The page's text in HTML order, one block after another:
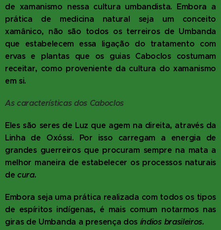
de xamanismo nessa cultura umbandista. Embora a
prática de medicina natural seja um conceito
xamânico, não são todos os terreiros de Umbanda
que estabelecem essa ligação do tratamento com
ervas e plantas que os guias Caboclos costumam
receitar, como proveniente da cultura do xamanismo
em si.
As características dos Caboclos
Eles são seres de Luz que agem na direita, através da
Linha de Oxóssi. Por isso carregam a energia de
grandes guerreiros que procuram sempre na mata a
melhor maneira de estabelecer os processos naturais
decura.
Embora seja uma prática realizada com todos os tipos
de espíritos indígenas, é mais comum notarmos nas
giras de Umbanda a presença dos índios brasileiros.